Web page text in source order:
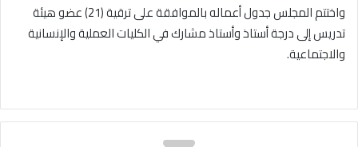
واختتم المجلس جدول أعماله بالموافقة على ترقية (21) عضو هيئة
تدريس إلى درجة أستاذ وأستاذ مشارك في الكليات العملية والإنسانية
والاجتماعية.